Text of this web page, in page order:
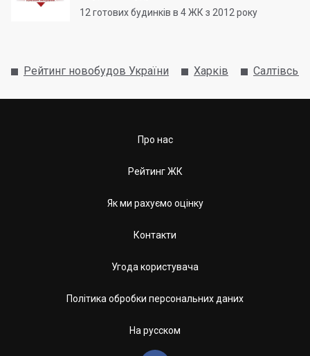
12 готових будинків в 4 ЖК з 2012 року
Рейтинг новобудов України Харків
Про нас
Рейтинг ЖК
Як ми рахуємо оцінку
Контакти
Угода користувача
Політика обробки персональних даних
На русском